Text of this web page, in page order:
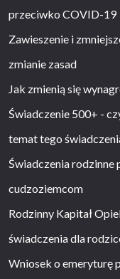
przeciwko COVID-19
Zawieszenie i
zmianie zasad
Jak zmienią się
Świadczenie 500+ -
temat tego
Świadczenia rodzinne
cudzoziemcom
Rodzinny Kapitał
świadczenia dla
Wniosek o emeryturę